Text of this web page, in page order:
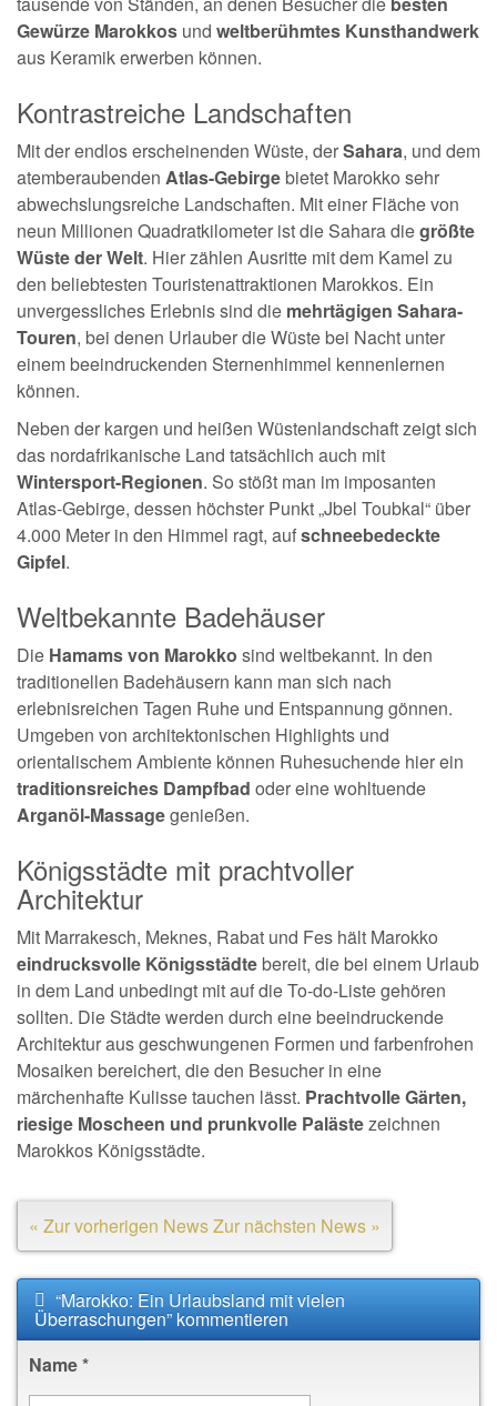
Gewürze Marokkos und weltberühmtes Kunsthandwerk
aus Keramik erwerben können.
Kontrastreiche Landschaften
Mit der endlos erscheinenden Wüste, derSahara, und dem
atemberaubenden Atlas-Gebirgebietet Marokko sehr
abwechslungsreiche Landschaften. Mit einer Fläche von
neun Millionen Quadratkilometer ist die Sahara diegrößte
Wüste der Welt. Hier zählen Ausritte mit dem Kamel zu
den beliebtesten Touristenattraktionen Marokkos. Ein
unvergessliches Erlebnis sind die mehrtägigen Sahara-
Touren, bei denen Urlauber die Wüste bei Nacht unter
einem beeindruckenden Sternenhimmel kennenlernen
können.
Neben der kargen und heißen Wüstenlandschaft zeigt sich
das nordafrikanische Land tatsächlich auch mit
Wintersport-Regionen. So stößt man im imposanten
Atlas-Gebirge, dessen höchster Punkt „Jbel Toubkal“ über
4.000 Meter in den Himmel ragt, aufschneebedeckte
Gipfel.
Weltbekannte Badehäuser
Die Hamams von Marokko sind weltbekannt. In den
traditionellen Badehäusern kann man sich nach
erlebnisreichen Tagen Ruhe und Entspannung gönnen.
Umgeben von architektonischen Highlights und
orientalischem Ambiente können Ruhesuchende hier ein
traditionsreiches Dampfbad oder eine wohltuende
Arganöl-Massagegenießen.
Königsstädte mit prachtvoller
Architektur
Mit Marrakesch, Meknes, Rabat und Fes hält Marokko
eindrucksvolle Königsstädtebereit, die bei einem Urlaub
in dem Land unbedingt mit auf die To-do-Liste gehören
sollten. Die Städte werden durch eine beeindruckende
Architektur aus geschwungenen Formen und farbenfrohen
Mosaiken bereichert, die den Besucher in eine
märchenhafte Kulisse tauchen lässt. Prachtvolle Gärten,
riesige Moscheen und prunkvolle Palästezeichnen
Marokkos Königsstädte.
« Zur vorherigen NewsZur nächsten News »
“Marokko: Ein Urlaubsland mit vielen
Überraschungen” kommentieren
Name*